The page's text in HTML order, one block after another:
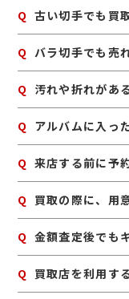
無理に外さず、
めです。
A はい、まとめて
Q 古い切手でも買
A はい、古い切手
Q バラ切手でも売
A はい、バラ切手
Q 汚れや折れがあ
A 状態によっては
Q アルバムに入っ
A はい、そのまま
Q 来店する前に予
A 予約は必要あり
すとスムーズに
Q 買取の際に、用
A はい。身分証明
Q 金額査定後でも
A お値段にご満足
Q 買取店を利用す